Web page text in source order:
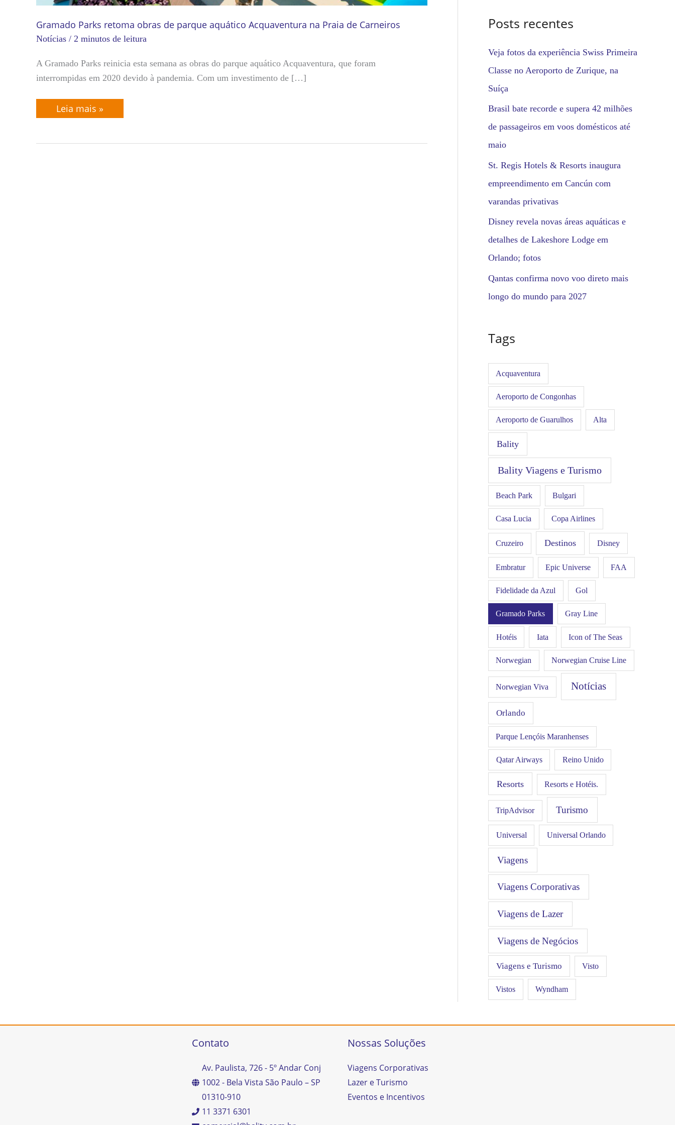
Gramado Parks retoma obras de parque aquático Acquaventura na Praia de Carneiros
Notícias / 2 minutos de leitura
A Gramado Parks reinicia esta semana as obras do parque aquático Acquaventura, que foram
interrompidas em 2020 devido à pandemia. Com um investimento de […]
Leia mais »
rPosts recentes
Veja fotos da experiência Swiss Primeira
Classe no Aeroporto de Zurique, na
Suíça
Brasil bate recorde e supera 42 milhões
de passageiros em voos domésticos até
maio
St. Regis Hotels & Resorts inaugura
empreendimento em Cancún com
varandas privativas
Disney revela novas áreas aquáticas e
detalhes de Lakeshore Lodge em
Orlando; fotos
Qantas confirma novo voo direto mais
longo do mundo para 2027
Tags
Acquaventura
Aeroporto de Congonhas
Aeroporto de Guarulhos Alta
Bality
Bality Viagens e Turismo
Beach Park Bulgari
Casa Lucia Copa Airlines
Cruzeiro Destinos Disney
Embratur Epic Universe FAA
Fidelidade da Azul Gol
Gramado Parks Gray Line
Hotéis Iata Icon of The Seas
Norwegian Norwegian Cruise Line
Norwegian Viva Notícias
Orlando
Parque Lençóis Maranhenses
Qatar Airways Reino Unido
Resorts Resorts e Hotéis.
TripAdvisor Turismo
Universal Universal Orlando
Viagens
Viagens Corporativas
Viagens de Lazer
Viagens de Negócios
Viagens e Turismo Visto
Vistos Wyndham
Contato
Av. Paulista, 726 - 5º Andar Conj
1002 - Bela Vista São Paulo – SP
01310-910
11 3371 6301
Nossas Soluções
Viagens Corporativas
Lazer e Turismo
Eventos e Incentivos